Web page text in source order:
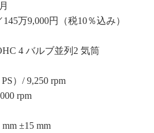
145万9,000円（税10％込み）
4 バルブ並列2 気筒
）/ 9,250 rpm
rpm
±15 mm